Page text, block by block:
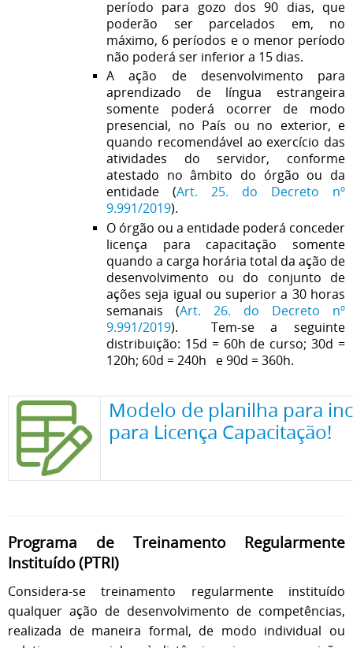
período para gozo dos 90 dias, que
poderão ser parcelados em, no
máximo, 6 períodos e o menor período
não poderá ser inferior a 15 dias.
A ação de desenvolvimento para
aprendizado de língua estrangeira
somente poderá ocorrer de modo
presencial, no País ou no exterior, e
quando recomendável ao exercício das
atividades do servidor, conforme
atestado no âmbito do órgão ou da
entidade (Art. 25. do Decreto nº
9.991/2019).
O órgão ou a entidade poderá conceder
licença para capacitação somente
quando a carga horária total da ação de
desenvolvimento ou do conjunto de
ações seja igual ou superior a 30 horas
semanais (Art. 26. do Decreto nº
9.991/2019). Tem-se a seguinte
distribuição: 15d = 60h de curso; 30d =
120h; 60d = 240h e 90d = 360h.
Modelo de planilha para
para Licença Capacitação!
Programa de Treinamento Regularmente
Instituído (PTRI)
Considera-se treinamento regularmente instituído
qualquer ação de desenvolvimento de competências,
realizada de maneira formal, de modo individual ou